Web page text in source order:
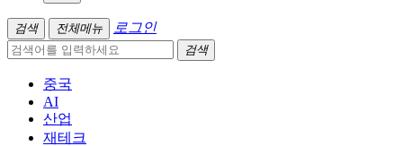
검색 전체메뉴 로그인
검색
중국
AI
산업
재테크